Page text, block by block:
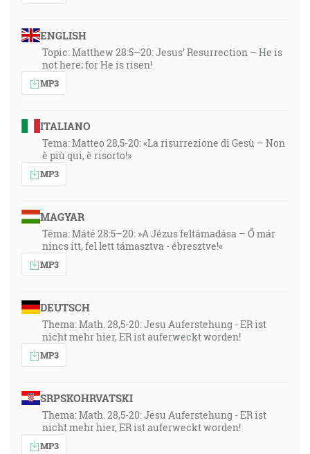
ENGLISH
Topic: Matthew 28:5–20: Jesus’ Resurrection – He is
not here; for He is risen!
MP3
ITALIANO
Tema: Matteo 28,5-20: «La risurrezione di Gesù – Non
è più qui, è risorto!»
MP3
MAGYAR
Téma: Máté 28:5–20: »A Jézus feltámadása – Ő már
nincs itt, fel lett támasztva - ébresztve!«
MP3
DEUTSCH
Thema: Math. 28,5-20: Jesu Auferstehung - ER ist
nicht mehr hier, ER ist auferweckt worden!
MP3
SRPSKOHRVATSKI
Thema: Math. 28,5-20: Jesu Auferstehung - ER ist
nicht mehr hier, ER ist auferweckt worden!
MP3